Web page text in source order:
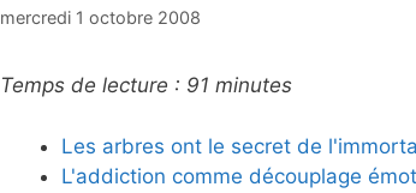
mercredi 1 octobre 2008
Temps de lecture : 91 minutes
Les arbres ont le secret de
L'addiction comme découplage